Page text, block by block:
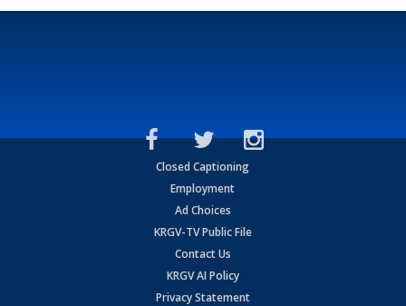
Closed Captioning
Employment
Ad Choices
KRGV-TV Public File
Contact Us
KRGV AI Policy
Privacy Statement